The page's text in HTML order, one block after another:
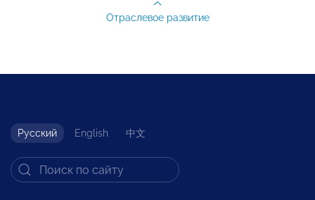
Отраслевое развитие
Русский English 中文